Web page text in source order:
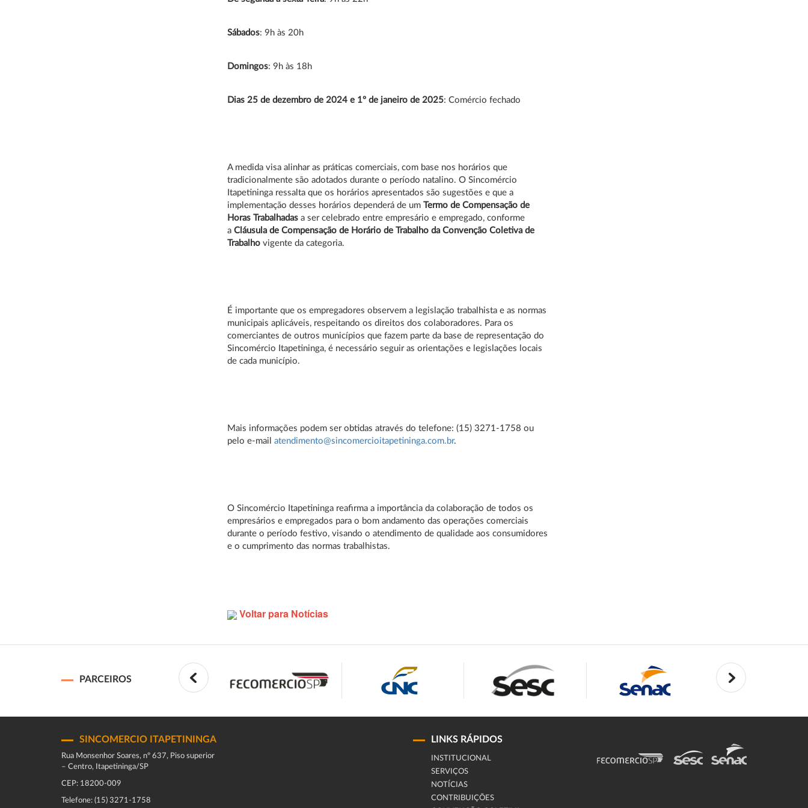
Sábados: 9h às 20h
Domingos: 9h às 18h
Dias 25 de dezembro de 2024 e 1º de janeiro de 2025: Comércio fechado
A medida visa alinhar as práticas comerciais, com base nos horários que
tradicionalmente são adotados durante o período natalino. O Sincomércio
Itapetininga ressalta que os horários apresentados são sugestões e que a
implementação desses horários dependerá de umTermo de Compensação de
Horas Trabalhadas a ser celebrado entre empresário e empregado, conforme
aCláusula de Compensação de Horário de Trabalho da Convenção Coletiva de
Trabalhovigente da categoria.
É importante que os empregadores observem a legislação trabalhista e as normas
municipais aplicáveis, respeitando os direitos dos colaboradores. Para os
comerciantes de outros municípios que fazem parte da base de representação do
Sincomércio Itapetininga, é necessário seguir as orientações e legislações locais
de cada município.
Mais informações podem ser obtidas através do telefone: (15) 3271-1758 ou
pelo e-mailatendimento@sincomercioitapetininga.com.br.
O Sincomércio Itapetininga reafirma a importância da colaboração de todos os
empresários e empregados para o bom andamento das operações comerciais
durante o período festivo, visando o atendimento de qualidade aos consumidores
e o cumprimento das normas trabalhistas.
Voltar para Notícias
PARCEIROS
SINCOMERCIO ITAPETININGA
Rua Monsenhor Soares, nº 637, Piso superior
– Centro, Itapetininga/SP
CEP: 18200-009
Telefone: (15) 3271-1758
LINKS RÁPIDOS
INSTITUCIONAL
SERVIÇOS
NOTÍCIAS
CONTRIBUIÇÕES